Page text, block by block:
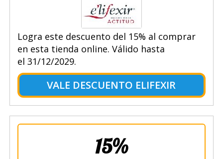
Logra este descuento del 15% al comprar
en esta tienda online. Válido hasta
el 31/12/2029.
VALE DESCUENTO ELIFEXIR
15%